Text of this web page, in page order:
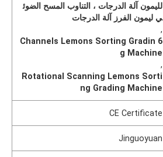
لليمون آلة الدرجات ، التناوب المسح الضوئ
ي ليمون الفرز آلة الدرجات
,
6 Channels Lemons Sorting Gradin
g Machine
,
Rotational Scanning Lemons Sorti
ng Grading Machine
CE Certificate
Jinguoyuan